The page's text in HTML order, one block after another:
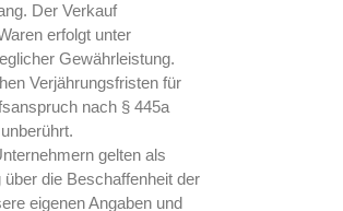
Der Verkauf
erfolgt unter
Gewährleistung.
Verjährungsfristen für
nach § 445a
gelten als
über die Beschaffenheit der
eigenen Angaben und